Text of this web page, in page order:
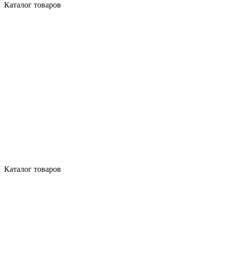
Каталог товаров
Каталог товаров